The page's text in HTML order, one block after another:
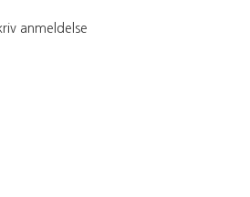
anmeldelse